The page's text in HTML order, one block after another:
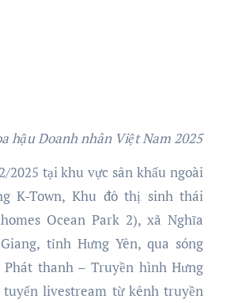
hậu Doanh nhân Việt Nam 2025
2025 tại khu vực sân khấu ngoài
K-Town, Khu đô thị sinh thái
Ocean Park 2), xã Nghĩa
tỉnh Hưng Yên, qua sóng
thanh – Truyền hình Hưng
livestream từ kênh truyền